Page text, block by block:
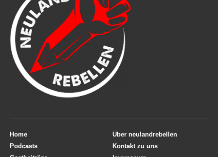
Home
Podcasts
Über neulandrebellen
Kontakt zu uns